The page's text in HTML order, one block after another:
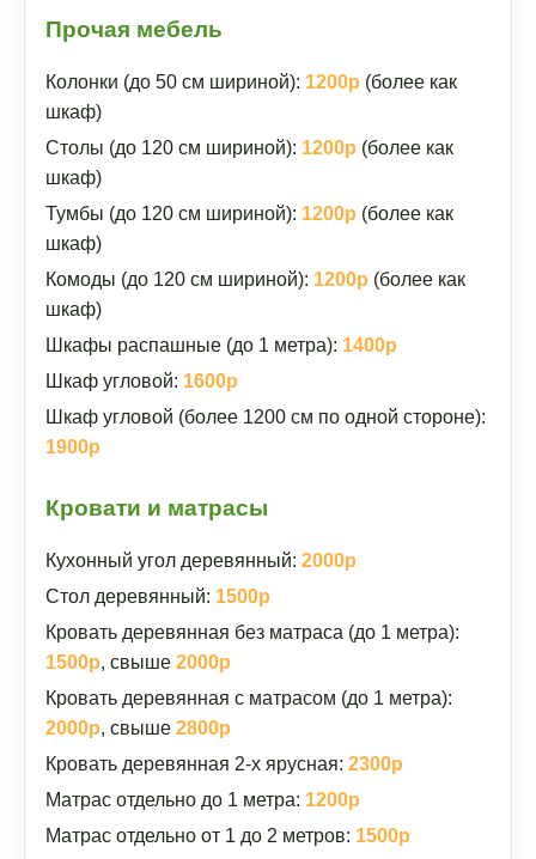
Прочая мебель
Колонки (до 50 см шириной): 1200р (более как
шкаф)
Столы (до 120 см шириной): 1200р (более как
шкаф)
Тумбы (до 120 см шириной): 1200р (более как
шкаф)
Комоды (до 120 см шириной): 1200р (более как
шкаф)
Шкафы распашные (до 1 метра): 1400р
Шкаф угловой: 1600р
Шкаф угловой (более 1200 см по одной стороне):
1900р
Кровати и матрасы
Кухонный угол деревянный: 2000р
Стол деревянный: 1500р
Кровать деревянная без матраса (до 1 метра):
1500р, свыше 2000р
Кровать деревянная с матрасом (до 1 метра):
2000р, свыше 2800р
Кровать деревянная 2-х ярусная: 2300р
Матрас отдельно до 1 метра: 1200р
Матрас отдельно от 1 до 2 метров: 1500р